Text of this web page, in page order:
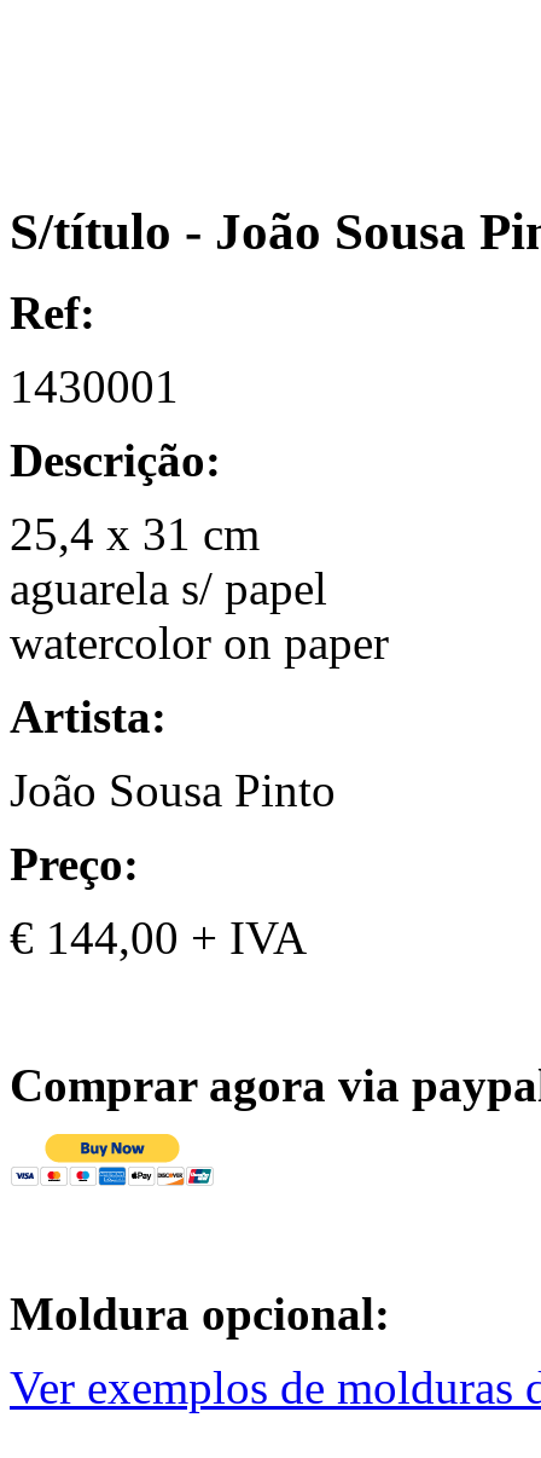
S/título - João Sousa
Ref:
1430001
Descrição:
25,4 x 31 cm
aguarela s/ papel
watercolor on paper
Artista:
João Sousa Pinto
Preço:
€ 144,00 + IVA
Comprar agora via
Moldura opcional:
Ver exemplos de molduras